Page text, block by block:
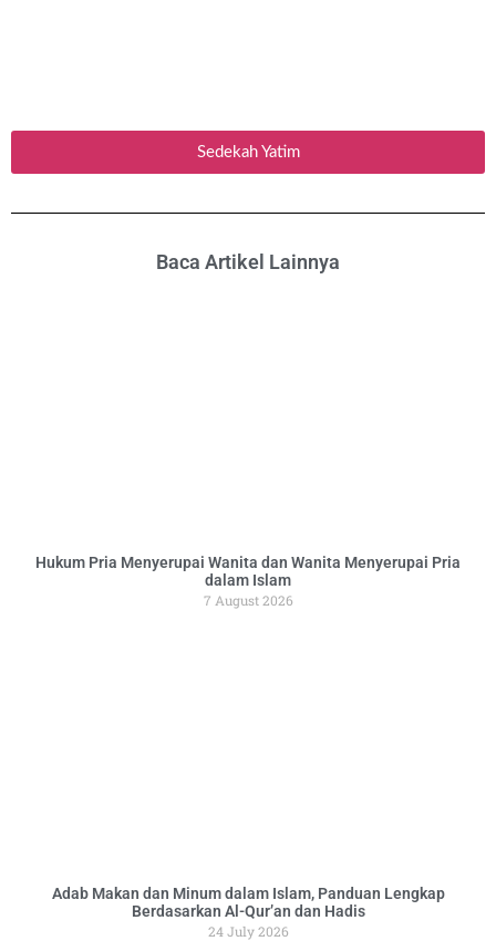
Sedekah Yatim
Baca Artikel Lainnya
Hukum Pria Menyerupai Wanita dan Wanita Menyerupai Pria
dalam Islam
7 August 2026
Adab Makan dan Minum dalam Islam, Panduan Lengkap
Berdasarkan Al-Qur’an dan Hadis
24 July 2026